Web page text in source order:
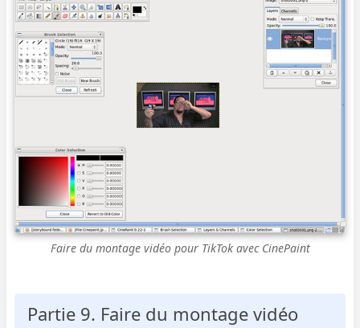
Faire du montage vidéo pour TikTok avec CinePaint
Partie 9. Faire du montage vidéo